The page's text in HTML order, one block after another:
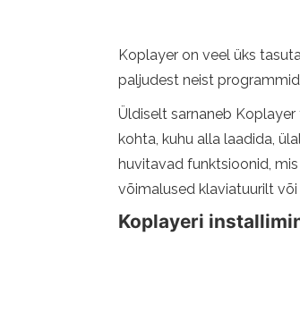
Koplayer on veel üks
paljudest neist
Üldiselt sarnaneb
kohta, kuhu alla laadida,
huvitavad funktsioonid,
võimalused klaviatuurilt või
Koplayeri